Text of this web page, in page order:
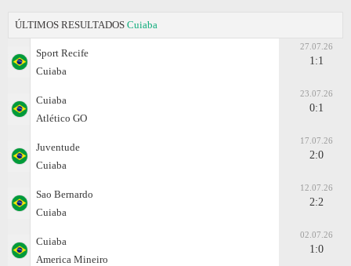
ÚLTIMOS RESULTADOS Cuiaba
Sport Recife
Cuiaba
27.07.26
1:1
Cuiaba
Atlético GO
23.07.26
0:1
Juventude
Cuiaba
17.07.26
2:0
Sao Bernardo
Cuiaba
12.07.26
2:2
Cuiaba
Amеrica Mineiro
02.07.26
1:0